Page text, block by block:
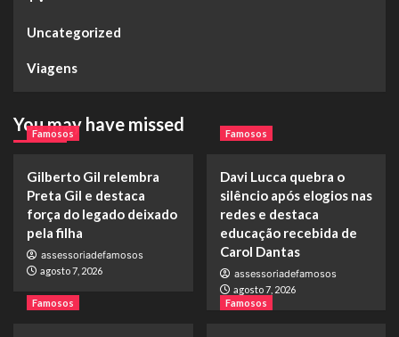
Uncategorized
Viagens
You may have missed
Famosos
Gilberto Gil relembra
Preta Gil e destaca
força do legado deixado
pela filha
assessoriadefamosos
agosto 7, 2026
Famosos
Davi Lucca quebra o
silêncio após elogios nas
redes e destaca
educação recebida de
Carol Dantas
assessoriadefamosos
agosto 7, 2026
Famosos
Famosos